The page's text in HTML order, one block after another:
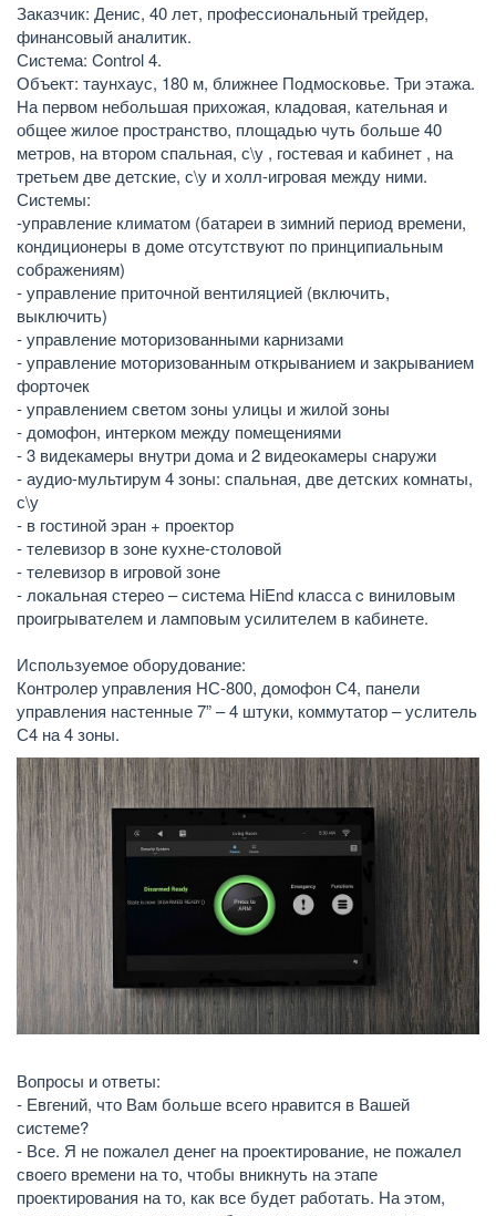
Заказчик: Денис, 40 лет, профессиональный трейдер,
финансовый аналитик.
Система: Control 4.
Объект: таунхаус, 180 м, ближнее Подмосковье. Три этажа.
На первом небольшая прихожая, кладовая, кательная и
общее жилое пространство, площадью чуть больше 40
метров, на втором спальная, с\у , гостевая и кабинет , на
третьем две детские, с\у и холл-игровая между ними.
Системы:
-управление климатом (батареи в зимний период времени,
кондиционеры в доме отсутствуют по принципиальным
сображениям)
- управление приточной вентиляцией (включить,
выключить)
- управление моторизованными карнизами
- управление моторизованным открыванием и закрыванием
форточек
- управлением светом зоны улицы и жилой зоны
- домофон, интерком между помещениями
- 3 видекамеры внутри дома и 2 видеокамеры снаружи
- аудио-мультирум 4 зоны: спальная, две детских комнаты,
с\у
- в гостиной эран + проектор
- телевизор в зоне кухне-столовой
- телевизор в игровой зоне
- локальная стерео – система HiEnd класса c виниловым
проигрывателем и ламповым усилителем в кабинете.
Используемое оборудование:
Контролер управления НС-800, домофон С4, панели
управления настенные 7” – 4 штуки, коммутатор – услитель
С4 на 4 зоны.
Вопросы и ответы:
- Евгений, что Вам больше всего нравится в Вашей
системе?
- Все. Я не пожалел денег на проектирование, не пожалел
своего времени на то, чтобы вникнуть на этапе
проектирования на то, как все будет работать. На этом,